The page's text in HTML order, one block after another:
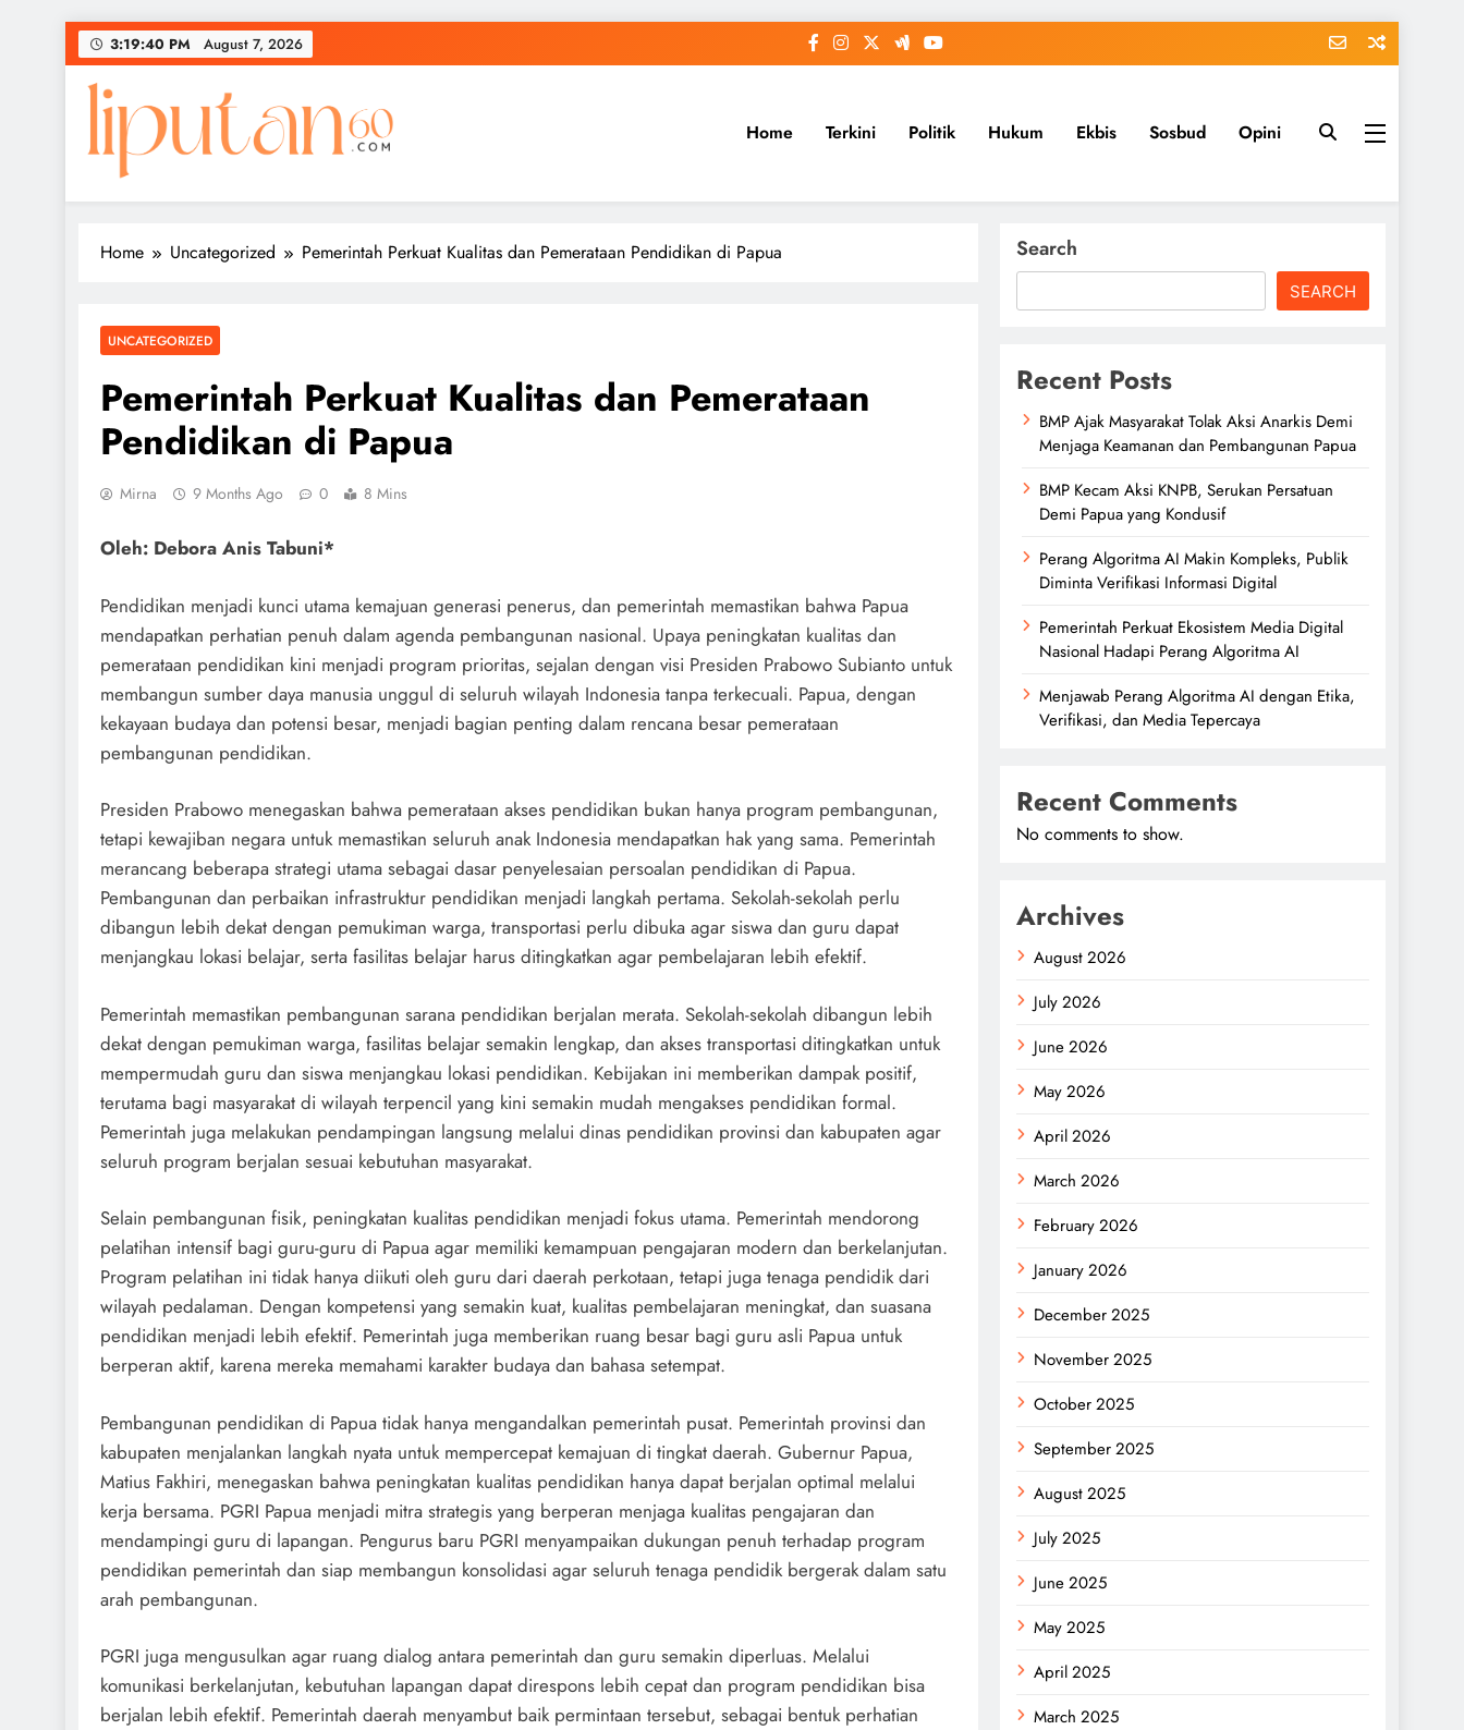
Skip
to
content
3:19:40 PM August 7, 2026
Home Terkini Politik Hukum Ekbis Sosbud Opini
Home Uncategorized Pemerintah Perkuat Kualitas dan Pemerataan Pendidikan di Papua
UNCATEGORIZED
Pemerintah Perkuat Kualitas dan Pemerataan
Pendidikan di Papua
Mirna 9 Months Ago 0 8 Mins
Oleh: Debora Anis Tabuni*
Pendidikan menjadi kunci utama kemajuan generasi penerus, dan pemerintah memastikan bahwa Papua
mendapatkan perhatian penuh dalam agenda pembangunan nasional. Upaya peningkatan kualitas dan
pemerataan pendidikan kini menjadi program prioritas, sejalan dengan visi Presiden Prabowo Subianto untuk
membangun sumber daya manusia unggul di seluruh wilayah Indonesia tanpa terkecuali. Papua, dengan
kekayaan budaya dan potensi besar, menjadi bagian penting dalam rencana besar pemerataan
pembangunan pendidikan.
Presiden Prabowo menegaskan bahwa pemerataan akses pendidikan bukan hanya program pembangunan,
tetapi kewajiban negara untuk memastikan seluruh anak Indonesia mendapatkan hak yang sama. Pemerintah
merancang beberapa strategi utama sebagai dasar penyelesaian persoalan pendidikan di Papua.
Pembangunan dan perbaikan infrastruktur pendidikan menjadi langkah pertama. Sekolah-sekolah perlu
dibangun lebih dekat dengan pemukiman warga, transportasi perlu dibuka agar siswa dan guru dapat
menjangkau lokasi belajar, serta fasilitas belajar harus ditingkatkan agar pembelajaran lebih efektif.
Pemerintah memastikan pembangunan sarana pendidikan berjalan merata. Sekolah-sekolah dibangun lebih
dekat dengan pemukiman warga, fasilitas belajar semakin lengkap, dan akses transportasi ditingkatkan untuk
mempermudah guru dan siswa menjangkau lokasi pendidikan. Kebijakan ini memberikan dampak positif,
terutama bagi masyarakat di wilayah terpencil yang kini semakin mudah mengakses pendidikan formal.
Pemerintah juga melakukan pendampingan langsung melalui dinas pendidikan provinsi dan kabupaten agar
seluruh program berjalan sesuai kebutuhan masyarakat.
Selain pembangunan fisik, peningkatan kualitas pendidikan menjadi fokus utama. Pemerintah mendorong
pelatihan intensif bagi guru-guru di Papua agar memiliki kemampuan pengajaran modern dan berkelanjutan.
Program pelatihan ini tidak hanya diikuti oleh guru dari daerah perkotaan, tetapi juga tenaga pendidik dari
wilayah pedalaman. Dengan kompetensi yang semakin kuat, kualitas pembelajaran meningkat, dan suasana
pendidikan menjadi lebih efektif. Pemerintah juga memberikan ruang besar bagi guru asli Papua untuk
berperan aktif, karena mereka memahami karakter budaya dan bahasa setempat.
Pembangunan pendidikan di Papua tidak hanya mengandalkan pemerintah pusat. Pemerintah provinsi dan
kabupaten menjalankan langkah nyata untuk mempercepat kemajuan di tingkat daerah. Gubernur Papua,
Matius Fakhiri, menegaskan bahwa peningkatan kualitas pendidikan hanya dapat berjalan optimal melalui
kerja bersama. PGRI Papua menjadi mitra strategis yang berperan menjaga kualitas pengajaran dan
mendampingi guru di lapangan. Pengurus baru PGRI menyampaikan dukungan penuh terhadap program
pendidikan pemerintah dan siap membangun konsolidasi agar seluruh tenaga pendidik bergerak dalam satu
arah pembangunan.
PGRI juga mengusulkan agar ruang dialog antara pemerintah dan guru semakin diperluas. Melalui
komunikasi berkelanjutan, kebutuhan lapangan dapat direspons lebih cepat dan program pendidikan bisa
berjalan lebih efektif. Pemerintah daerah menyambut baik permintaan tersebut, sebagai bentuk perhatian
Search
SEARCH
Recent Posts
BMP Ajak Masyarakat Tolak Aksi Anarkis Demi
Menjaga Keamanan dan Pembangunan Papua
BMP Kecam Aksi KNPB, Serukan Persatuan
Demi Papua yang Kondusif
Perang Algoritma AI Makin Kompleks, Publik
Diminta Verifikasi Informasi Digital
Pemerintah Perkuat Ekosistem Media Digital
Nasional Hadapi Perang Algoritma AI
Menjawab Perang Algoritma AI dengan Etika,
Verifikasi, dan Media Tepercaya
Recent Comments
No comments to show.
Archives
August 2026
July 2026
June 2026
May 2026
April 2026
March 2026
February 2026
January 2026
December 2025
November 2025
October 2025
September 2025
August 2025
July 2025
June 2025
May 2025
April 2025
March 2025